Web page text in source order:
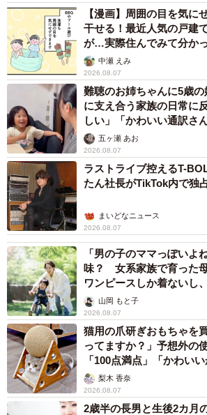
【漫画】周囲の目を気に
干せる！最近人気の戸建
が…実際住んでみて分か
中瀬 えみ
2026.08.07
難聴のお姉ちゃんに5歳
に支え合う家族の日常に
しい」「かわいい通訳さん
五ヶ瀬 あお
2026.08.07
ラストライブ控えるT-
たん社長がTikTok内で独
まいどなニュース
2026.08.07
「男の子のママっぽいよ
味？ 女系家族で育った
ワンピースしか着ない
へんが…
山岡 もと子
2026.08.07
猫用の爪研ぎおもちゃを
ってますか？」予想外の
「100点満点」「かわいい
梨木 香奈
2026.08.07
2歳半の長男と生後2カ